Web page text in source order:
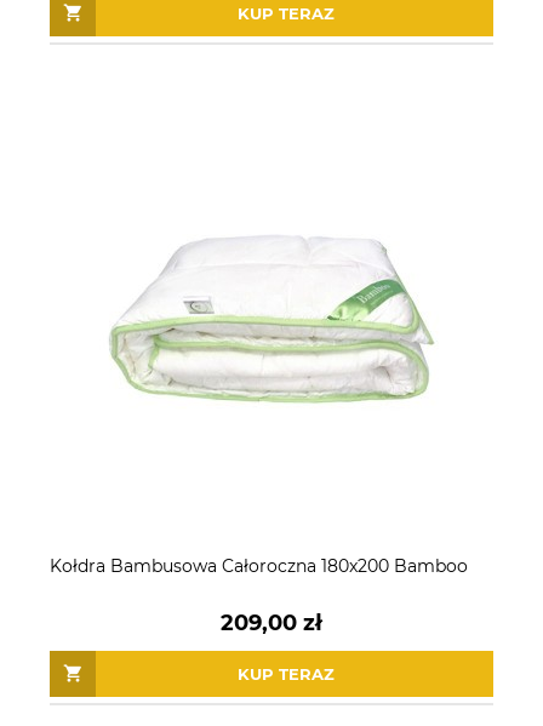
KUP TERAZ
Kołdra Bambusowa Całoroczna 180x200 Bamboo
209,00 zł
KUP TERAZ